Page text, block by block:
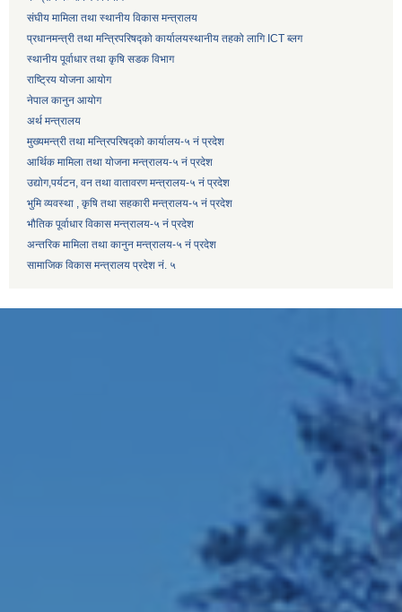
संघीय मामिला तथा स्थानीय विकास मन्त्रालय
प्रधानमन्त्री तथा मन्त्रिपरिषद्को कार्यालयस्थानीय तहको लागि ICT ब्लग
स्थानीय पूर्वाधार तथा कृषि सडक विभाग
राष्ट्रिय योजना आयोग
नेपाल कानुन आयोग
अर्थ मन्त्रालय
मुख्यमन्त्री तथा मन्त्रिपरिषद्को कार्यालय-५ नं प्रदेश
आर्थिक मामिला तथा योजना मन्त्रालय-५ नं प्रदेश
उद्याेग,पर्यटन, वन तथा वातावरण मन्त्रालय-५ नं प्रदेश
भुमि व्यवस्था , कृषि तथा सहकारी मन्त्रालय-५ नं प्रदेश
भौतिक पूर्वाधार विकास मन्त्रालय-५ नं प्रदेश
अन्तरिक मामिला तथा कानुन मन्त्रालय-५ नं प्रदेश
सामाजिक विकास मन्त्रालय प्रदेश नं. ५